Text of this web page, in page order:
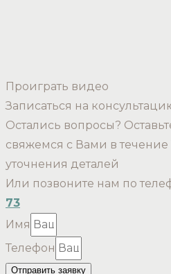
Проиграть видео
Записаться на
Остались вопросы?
свяжемся с Вами в течение
уточнения деталей
Или позвоните нам по
73
Имя
Телефон
Отправить заявку